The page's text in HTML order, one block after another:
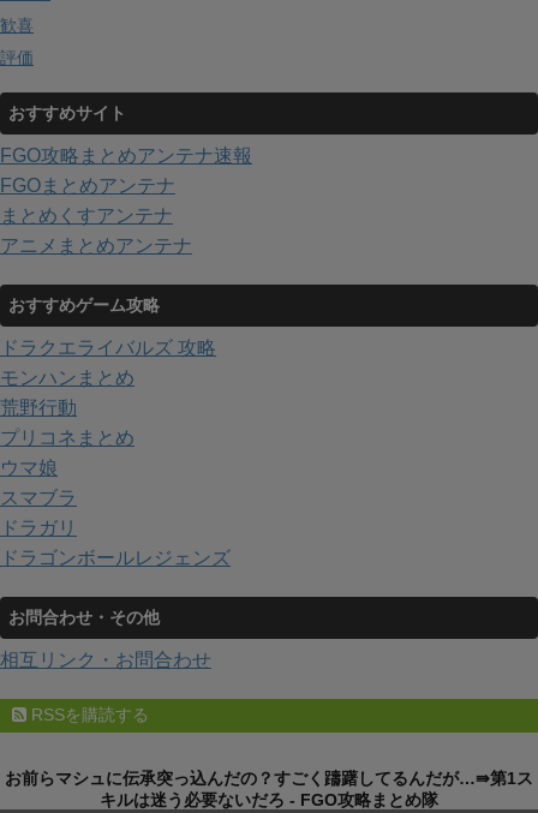
歓喜
評価
おすすめサイト
FGO攻略まとめアンテナ速報
FGOまとめアンテナ
まとめくすアンテナ
アニメまとめアンテナ
おすすめゲーム攻略
ドラクエライバルズ 攻略
モンハンまとめ
荒野行動
プリコネまとめ
ウマ娘
スマブラ
ドラガリ
ドラゴンボールレジェンズ
お問合わせ・その他
相互リンク・お問合わせ
RSSを購読する
お前らマシュに伝承突っ込んだの？すごく躊躇してるんだが…⇛第1ス
キルは迷う必要ないだろ - FGO攻略まとめ隊